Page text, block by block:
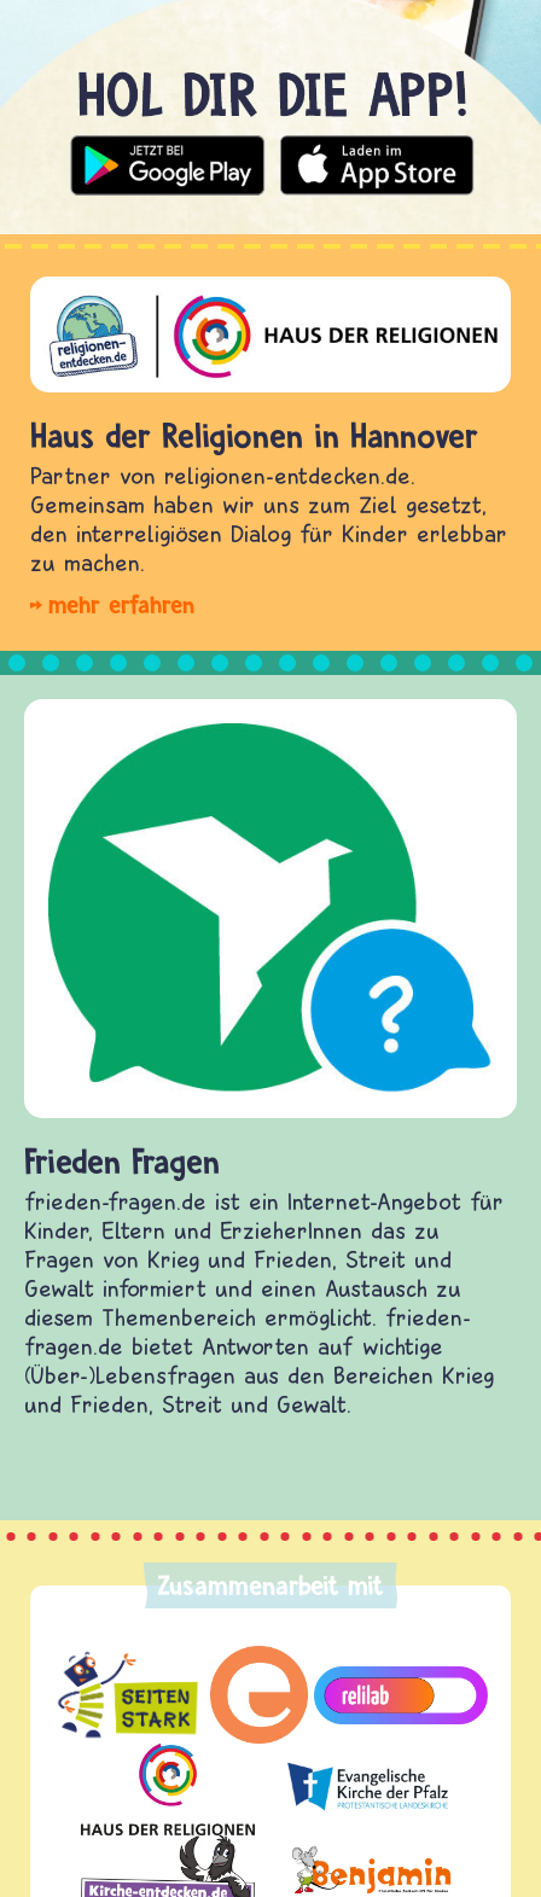
Haus der Religionen in Hannover
Partner von religionen-entdecken.de.
Gemeinsam haben wir uns zum Ziel gesetzt,
den interreligiösen Dialog für Kinder erlebbar
zu machen.
mehr erfahren
Frieden Fragen
frieden-fragen.de ist ein Internet-Angebot für
Kinder, Eltern und ErzieherInnen das zu
Fragen von Krieg und Frieden, Streit und
Gewalt informiert und einen Austausch zu
diesem Themenbereich ermöglicht. frieden-
fragen.de bietet Antworten auf wichtige
(Über-)Lebensfragen aus den Bereichen Krieg
und Frieden, Streit und Gewalt.
Zusammenarbeit mit